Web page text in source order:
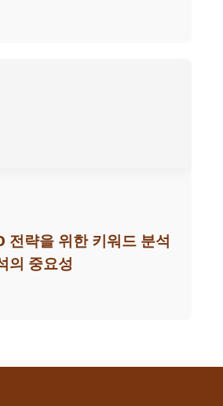
전략을 위한 키워드 분석
의 중요성